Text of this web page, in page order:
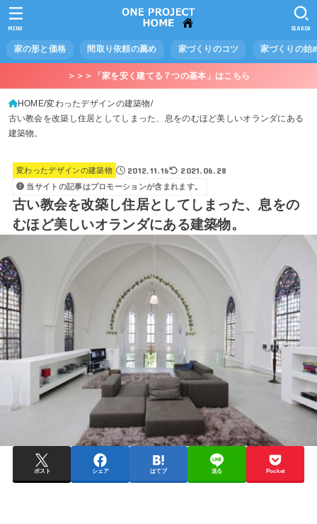
家の形と価格 間取り依頼の薦め 家づくりのコツ 家づくりの始
SEARCH
MENU
＞＞＞「家を安く建てる７つの基本」はこちら
HOME 変わったデザインの建築物
古い教会を改築し住居としてしまった、息をのむほど美しいオランダにある
建築物。
変わったデザインの建築物 2012.11.16 2021.06.28
当サイトの記事はプロモーションが含まれます。
古い教会を改築し住居としてしまった、息をの
むほど美しいオランダにある建築物。
ポスト シェア はてブ 送る Pocket